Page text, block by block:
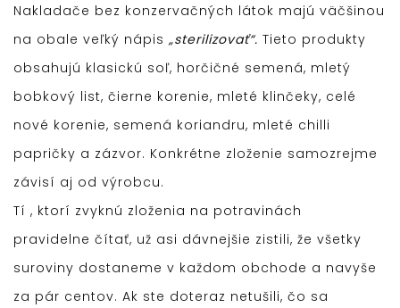
Nakladače bez konzervačných látok majú väčšinou
na obale veľký nápis „sterilizovať“. Tieto produkty
obsahujú klasickú soľ, horčičné semená, mletý
bobkový list, čierne korenie, mleté klinčeky, celé
nové korenie, semená koriandru, mleté chilli
papričky a zázvor. Konkrétne zloženie samozrejme
závisí aj od výrobcu.
Tí , ktorí zvyknú zloženia na potravinách
pravidelne čítať, už asi dávnejšie zistili, že všetky
suroviny dostaneme v každom obchode a navyše
za pár centov. Ak ste doteraz netušili, čo sa